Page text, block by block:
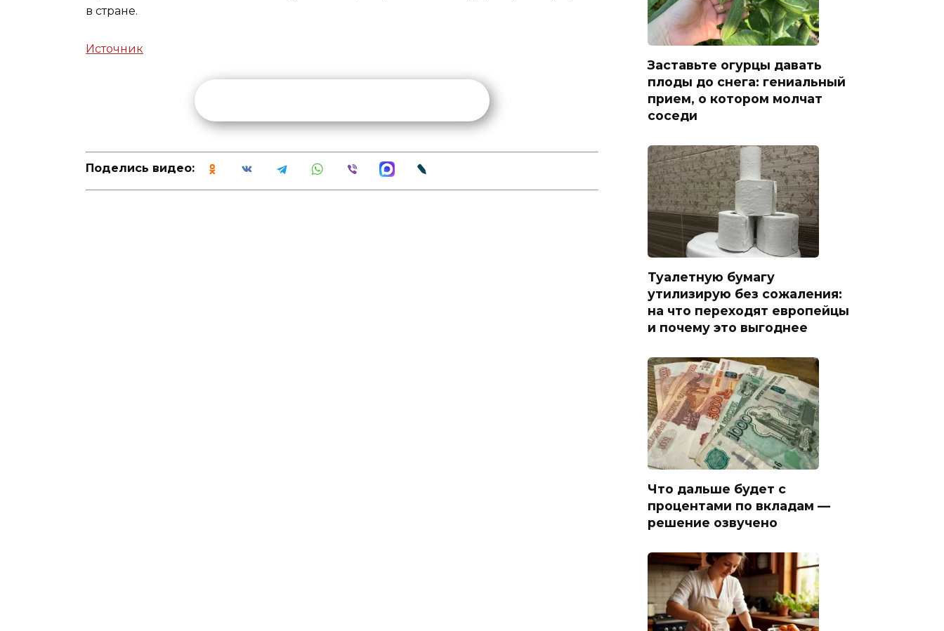
в стране.
Источник
Поделись видео:
Заставьте огурцы давать
плоды до снега: гениальный
прием, о котором молчат
соседи
Туалетную бумагу
утилизирую без сожаления:
на что переходят европейцы
и почему это выгоднее
Что дальше будет с
процентами по вкладам —
решение озвучено